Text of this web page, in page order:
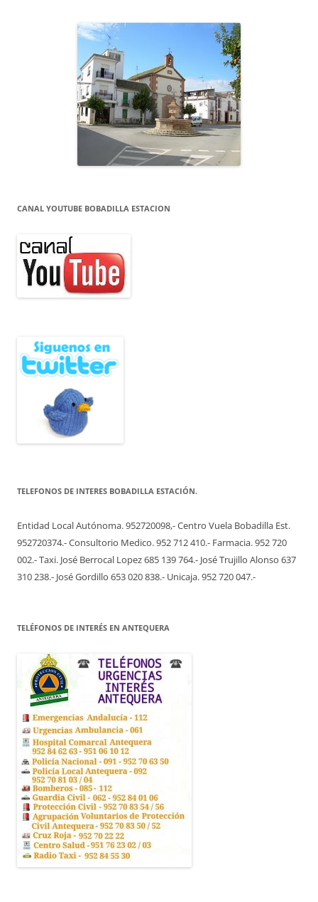
CANAL YOUTUBE BOBADILLA ESTACION
TELEFONOS DE INTERES BOBADILLA ESTACIÓN.
Entidad Local Autónoma. 952720098,- Centro Vuela Bobadilla Est.
952720374.- Consultorio Medico. 952 712 410.- Farmacia. 952 720
002.- Taxi. José Berrocal Lopez 685 139 764.- José Trujillo Alonso 637
310 238.- José Gordillo 653 020 838.- Unicaja. 952 720 047.-
TELÉFONOS DE INTERÉS EN ANTEQUERA